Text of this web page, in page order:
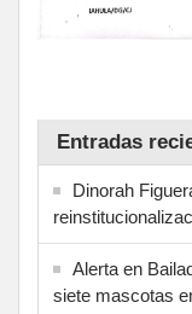
Entradas
Dinorah
Alerta en
siete mascotas